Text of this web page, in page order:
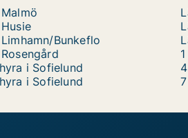
Bunkeflo
i Sofielund
i Sofielund